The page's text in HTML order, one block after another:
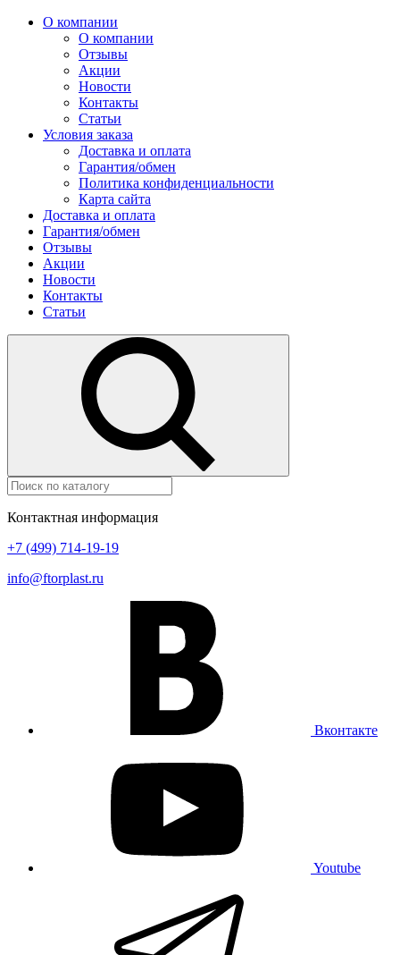
О компании
О компании
Отзывы
Акции
Новости
Контакты
Статьи
Условия заказа
Доставка и оплата
Гарантия/обмен
Политика конфиденциальности
Карта сайта
Доставка и оплата
Гарантия/обмен
Отзывы
Акции
Новости
Контакты
Статьи
Контактная информация
+7 (499) 714-19-19
info@ftorplast.ru
Вконтакте
Youtube